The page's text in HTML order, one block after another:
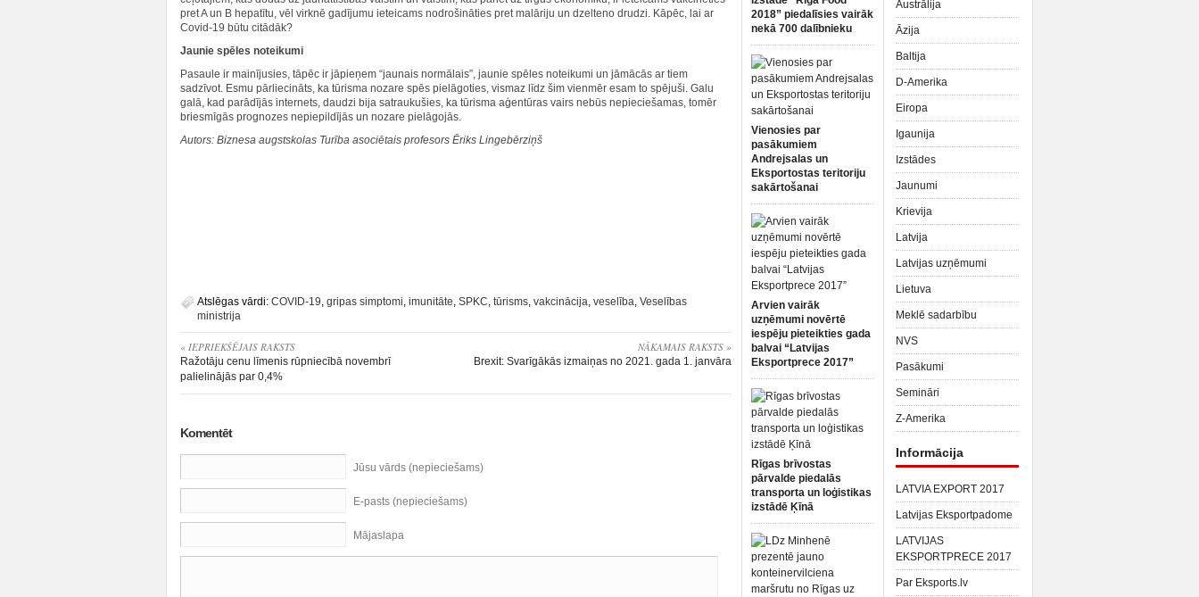
pret A un B hepatītu, vēl virknē gadījumu ieteicams nodrošināties pret malāriju un dzelteno drudzi. Kāpēc, lai ar
Covid-19 būtu citādāk?
Jaunie spēles noteikumi
Pasaule ir mainījusies, tāpēc ir jāpieņem “jaunais normālais”, jaunie spēles noteikumi un jāmācās ar tiem
sadzīvot. Esmu pārliecināts, ka tūrisma nozare spēs pielāgoties, vismaz līdz šim vienmēr esam to spējuši. Galu
galā, kad parādījās internets, daudzi bija satraukušies, ka tūrisma aģentūras vairs nebūs nepieciešamas, tomēr
briesmīgās prognozes nepiepildījās un nozare pielāgojās.
Autors: Biznesa augstskolas Turība asociētais profesors Ēriks Lingebērziņš
Atslēgas vārdi: COVID-19, gripas simptomi, imunitāte, SPKC, tūrisms, vakcinācija, veselība, Veselības
ministrija
« IEPRIEKŠĒJAIS RAKSTS
Ražotāju cenu līmenis rūpniecībā novembrī
palielinājās par 0,4%
NĀKAMAIS RAKSTS »
Brexit: Svarīgākās izmaiņas no 2021. gada 1. janvāra
Komentēt
Jūsu vārds (nepieciešams)
E-pasts (nepieciešams)
Mājaslapa
2018” piedalīsies vairāk
nekā 700 dalībnieku
Vienosies par
pasākumiem
Andrejsalas un
Eksportostas teritoriju
sakārtošanai
Arvien vairāk
uzņēmumi novērtē
iespēju pieteikties gada
balvai “Latvijas
Eksportprece 2017”
Rīgas brīvostas
pārvalde piedalās
transporta un loģistikas
izstādē Ķīnā
Austrālija
Āzija
Baltija
D-Amerika
Eiropa
Igaunija
Izstādes
Jaunumi
Krievija
Latvija
Latvijas uzņēmumi
Lietuva
Meklē sadarbību
NVS
Pasākumi
Semināri
Z-Amerika
Informācija
LATVIA EXPORT 2017
Latvijas Eksportpadome
LATVIJAS
EKSPORTPRECE 2017
Par Eksports.lv